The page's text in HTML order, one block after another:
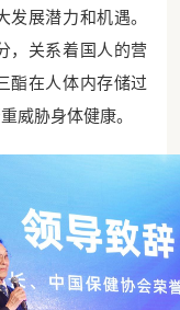
展潜力和机遇。
，关系着国人的营
酯在人体内存储过
威胁身体健康。